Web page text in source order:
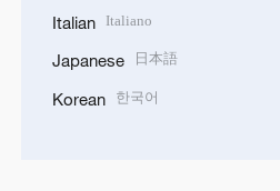
Italian Italiano
Japanese 日本語
Korean 한국어